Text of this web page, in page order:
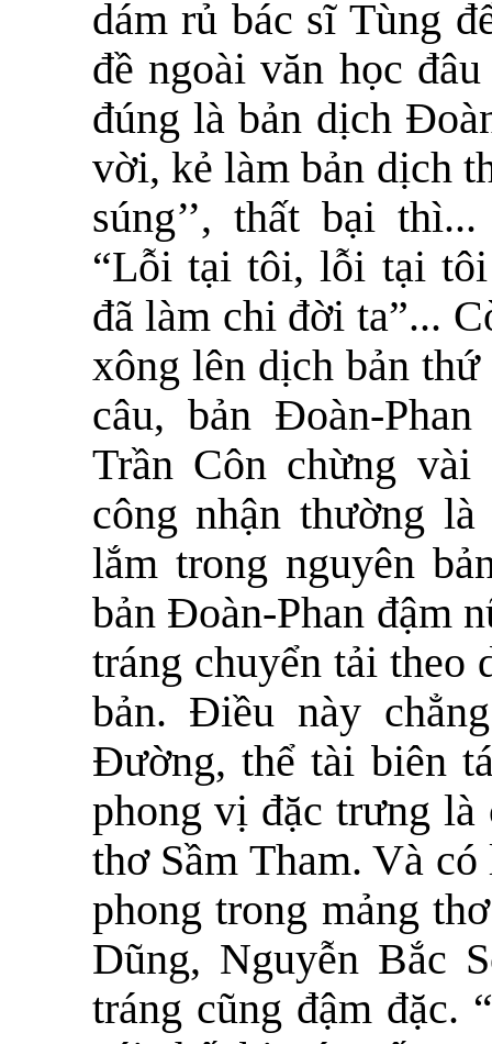
dám rủ bác sĩ Tùng
đề ngoài văn học
đúng là bản dịch
vời, kẻ làm bản dịch
súng’’, thất bại
“Lỗi tại tôi, lỗi tại tôi
đã làm chi đời ta”...
xông lên dịch bản
câu, bản Đoàn-
Trần Côn chừng
công nhận thường
lắm trong nguyên
bản Đoàn-Phan đậm
tráng chuyển tải theo
bản. Điều này
Đường, thể tài biên
phong vị đặc trưng
thơ Sầm Tham. Và
phong trong mảng
Dũng, Nguyễn Bắc
tráng cũng đậm đặc.